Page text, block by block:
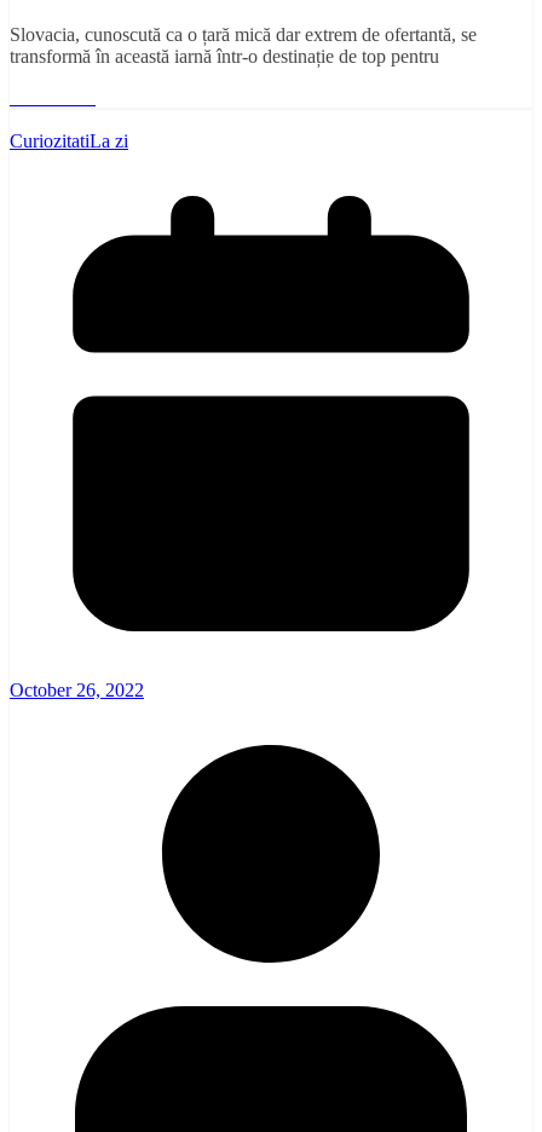
Slovacia, cunoscută ca o țară mică dar extrem de ofertantă, se
transformă în această iarnă într-o destinație de top pentru
CuriozitatiLa zi
October 26, 2022